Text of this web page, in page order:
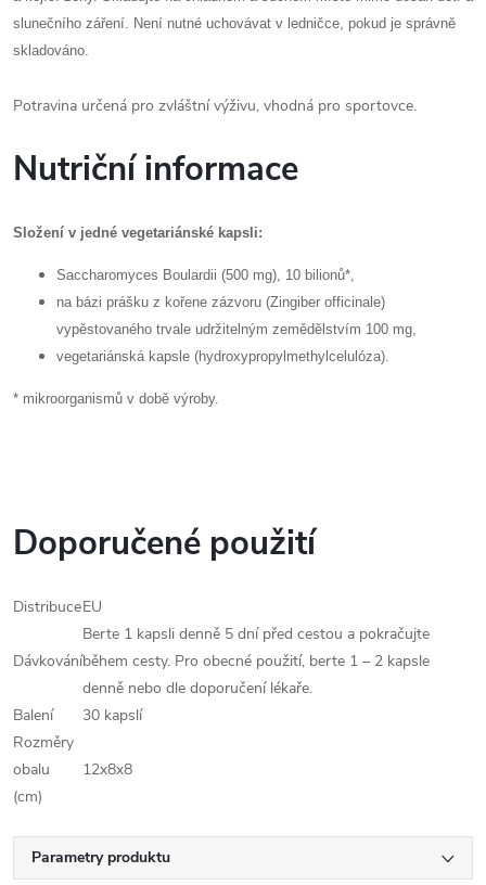
slunečního záření. Není nutné uchovávat v ledničce, pokud je správně
skladováno.
Potravina určená pro zvláštní výživu, vhodná pro sportovce.
Nutriční informace
Složení v jedné vegetariánské kapsli:
Saccharomyces Boulardii (500 mg), 10 bilionů*,
na bázi prášku z kořene zázvoru (Zingiber officinale)
vypěstovaného trvale udržitelným zemědělstvím 100 mg,
vegetariánská kapsle (hydroxypropylmethylcelulóza).
* mikroorganismů v době výroby.
Doporučené použití
DistribuceEU
Dávkování
Berte 1 kapsli denně 5 dní před cestou a pokračujte
během cesty. Pro obecné použití, berte 1 – 2 kapsle
denně nebo dle doporučení lékaře.
Balení
30 kapslí
Rozměry
obalu
(cm)
12x8x8
Parametry produktu